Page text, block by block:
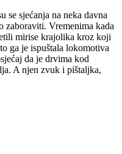
se sjećanja na neka davna
zaboraviti. Vremenima kada
mirise krajolika kroz koji
ga je ispuštala lokomotiva
da je drvima kod
A njen zvuk i pištaljka,